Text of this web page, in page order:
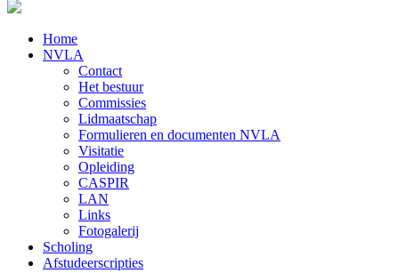
Home
NVLA
Contact
Het bestuur
Commissies
Lidmaatschap
Formulieren en documenten NVLA
Visitatie
Opleiding
CASPIR
LAN
Links
Fotogalerij
Scholing
Afstudeerscripties